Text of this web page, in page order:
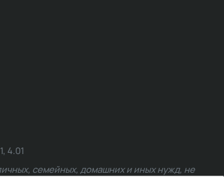
4.01
семейных, домашних и иных нужд, не